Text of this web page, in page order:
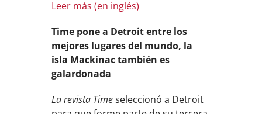
Leer más (en inglés)
Time pone a Detroit entre los
mejores lugares del mundo, la
isla Mackinac también es
galardonada
La revista Timeseleccionó a Detroit